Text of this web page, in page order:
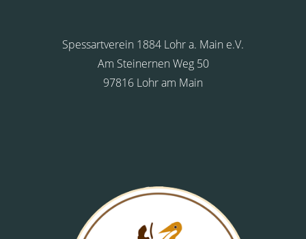
Spessartverein 1884 Lohr a. Main e.V.
Am Steinernen Weg 50
97816 Lohr am Main